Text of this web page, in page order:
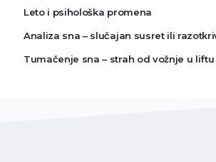
Leto i psihološka promena
Analiza sna – slučajan susret ili
Tumačenje sna – strah od vožnje u liftu